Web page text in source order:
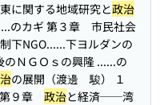
に関する地域研究と政治
...のカギ 第３章 市民社会
下NGO......下ヨルダンの
のＮＧＯｓの興隆 ......の
の展開（渡邊 駿） １
９章 政治と経済──湾